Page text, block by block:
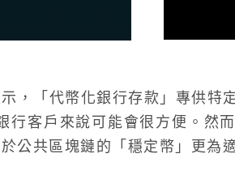
「代幣化銀行存款」專供特
行客戶來說可能會很方便。然
公共區塊鏈的「穩定幣」更為